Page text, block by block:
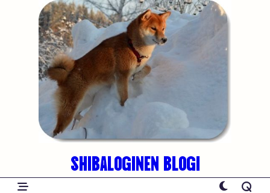
SHIBALOGINEN BLOGI